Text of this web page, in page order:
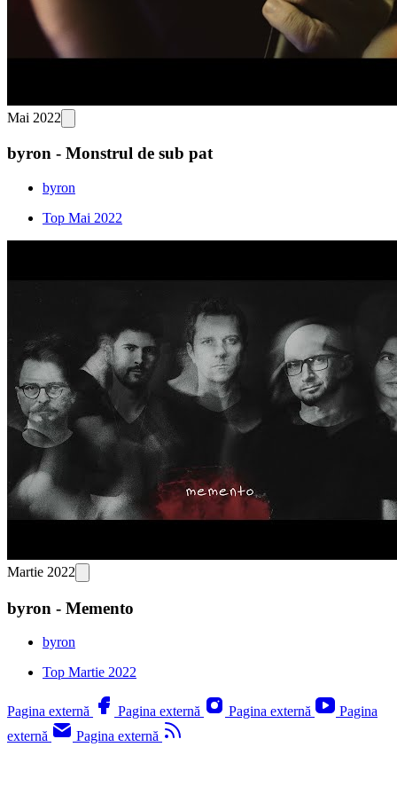
Mai 2022
byron - Monstrul de sub pat
byron
Top Mai 2022
Martie 2022
byron - Memento
byron
Top Martie 2022
Pagina externă Pagina externă Pagina externă
Pagina
externă
Pagina externă